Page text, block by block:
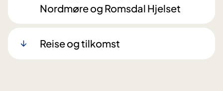
Nordmøre og Romsdal Hjelset
Reise og tilkomst